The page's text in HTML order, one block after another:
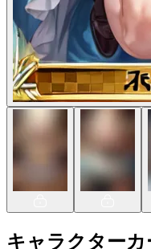
キャラクター